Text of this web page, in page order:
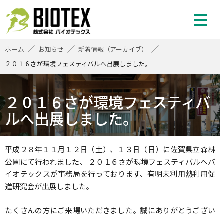
ホーム お知らせ
新着情報（アーカイブ）
２０１６さが環境フェスティバルへ出展しました。
２０１６さが環境フェスティバ
ルへ出展しました。
平成２８年１１月１２日（土）、１３日（日）に佐賀県立森林
公園にて行われました、 ２０１６さが環境フェスティバルへバ
イオテックスが事務局を行っております、有明未利用熱利用促
進研究会が出展しました。
たくさんの方にご来場いただきました。誠にありがとうござい